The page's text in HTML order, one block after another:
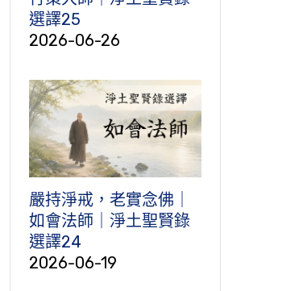
選譯25
2026-06-26
嚴持淨戒，老實念佛｜
如會法師｜淨土聖賢錄
選譯24
2026-06-19